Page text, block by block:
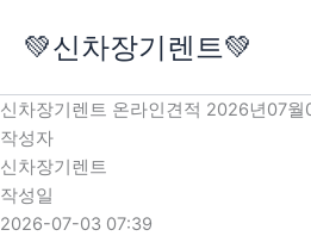
로
건
너
뛰
기
💚신차장기렌트💚
신차장기렌트 온라인견적 2026년07
작성자
신차장기렌트
작성일
2026-07-03 07:39